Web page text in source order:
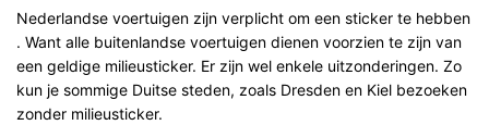
Nederlandse voertuigen zijn verplicht om een sticker te hebben
. Want alle buitenlandse voertuigen dienen voorzien te zijn van
een geldige milieusticker. Er zijn wel enkele uitzonderingen. Zo
kun je sommige Duitse steden, zoals Dresden en Kiel bezoeken
zonder milieusticker.